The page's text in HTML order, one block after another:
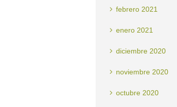
febrero 2021
enero 2021
diciembre 2020
noviembre 2020
octubre 2020